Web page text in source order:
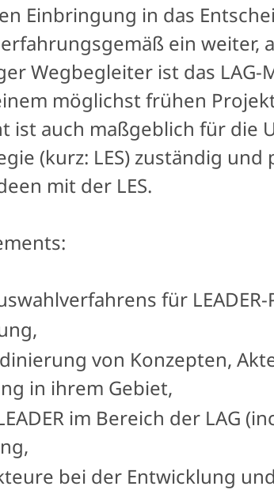
Einbringung in das
ein weiter,
Wegbegleiter ist das LAG-
möglichst frühen
ist auch maßgeblich für die
(kurz: LES) zuständig
mit der LES.
für
von Konzepten,
in ihrem Gebiet,
im Bereich der LAG
bei der Entwicklung